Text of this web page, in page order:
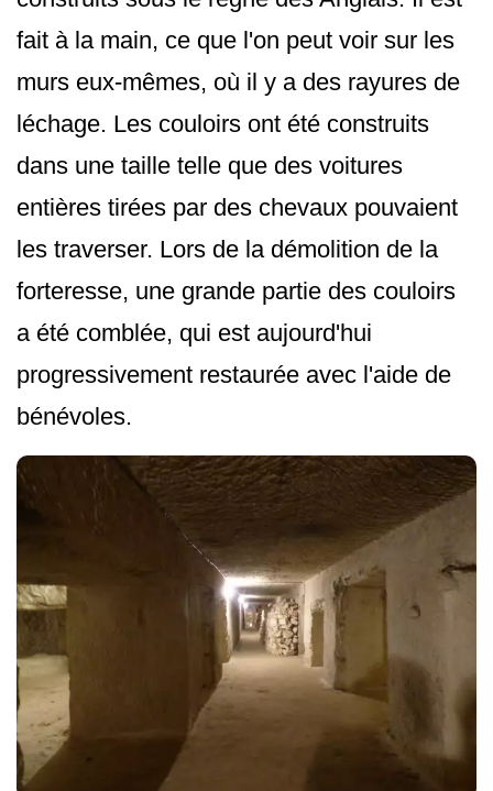
fait à la main, ce que l'on peut voir sur les
murs eux-mêmes, où il y a des rayures de
léchage. Les couloirs ont été construits
dans une taille telle que des voitures
entières tirées par des chevaux pouvaient
les traverser. Lors de la démolition de la
forteresse, une grande partie des couloirs
a été comblée, qui est aujourd'hui
progressivement restaurée avec l'aide de
bénévoles.